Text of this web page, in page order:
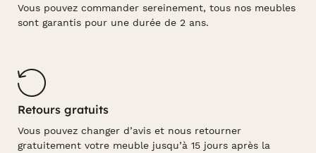
Vous pouvez commander sereinement, tous nos meubles
sont garantis pour une durée de 2 ans.
Retours gratuits
Vous pouvez changer d’avis et nous retourner
gratuitement votre meuble jusqu’à 15 jours après la